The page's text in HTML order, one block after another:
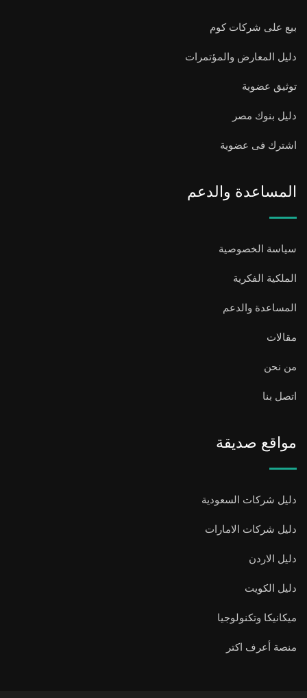
بيع على شركات كوم
دليل المعارض والمؤتمرات
توثيق عضوية
دليل بنوك مصر
اشترك فى عضوية
المساعدة والدعم
سياسة الخصوصية
الملكية الفكرية
المساعدة والدعم
مقالات
من نحن
اتصل بنا
مواقع صديقة
دليل شركات السعودية
دليل شركات الامارات
دليل الاردن
دليل الكويت
ميكانيكا وتكنولوجيا
منصة أعرف اكتر